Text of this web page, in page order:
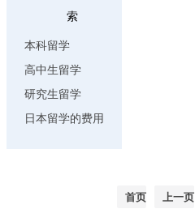
索
本科留学
高中生留学
研究生留学
日本留学的费用
首页 上一页